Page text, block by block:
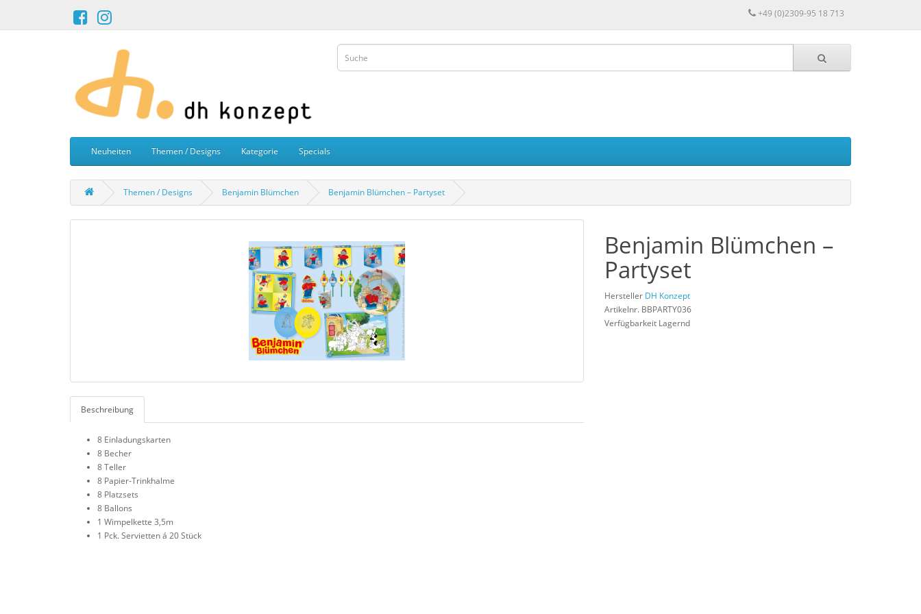
+49 (0)2309-95 18 713
Neuheiten Themen / Designs Kategorie Specials
Themen / Designs Benjamin Blümchen Benjamin Blümchen – Partyset
Beschreibung
8 Einladungskarten
8 Becher
8 Teller
8 Papier-Trinkhalme
8 Platzsets
8 Ballons
1 Wimpelkette 3,5m
1 Pck. Servietten á 20 Stück
Benjamin Blümchen –
Partyset
Hersteller DH Konzept
Artikelnr. BBPARTY036
Verfügbarkeit Lagernd